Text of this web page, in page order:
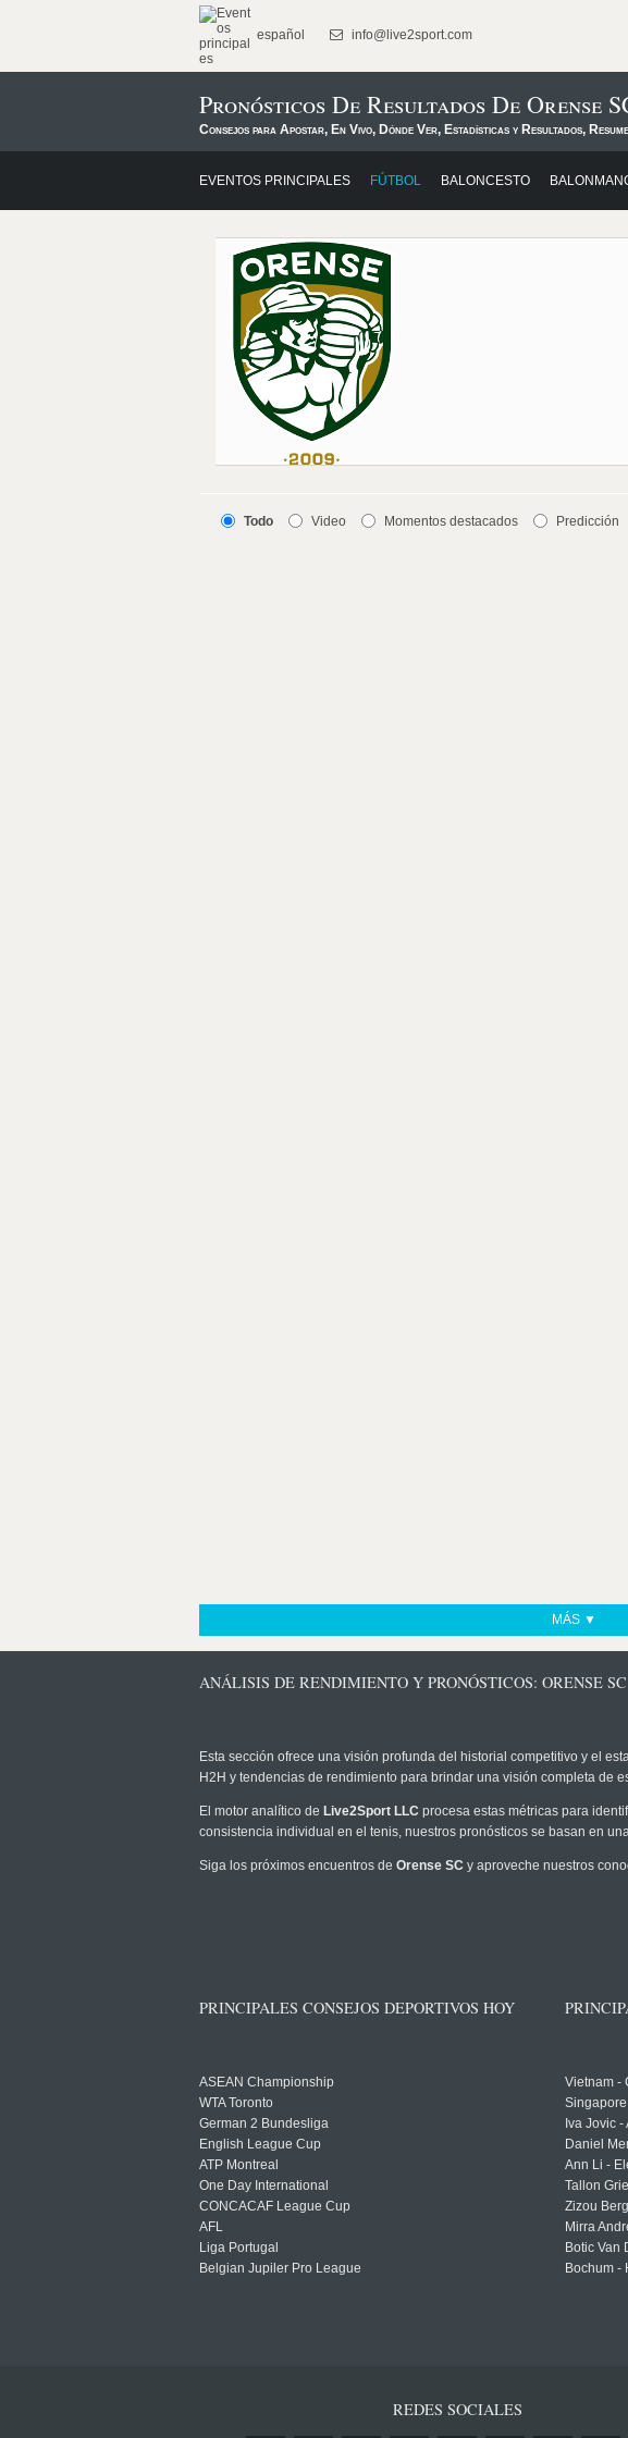
español info@live2sport.com
Pronósticos De Resultados De Orense
Consejos para Apostar, En Vivo, Dónde Ver, Estadísticas y Resultados,
EVENTOS PRINCIPALES FÚTBOL BALONCESTO
Todo Video Momentos destacados Predicción
MÁS ▼
ANÁLISIS DE RENDIMIENTO Y PRONÓSTICOS: ORENSE SC
Esta sección ofrece una visión profunda del historial competitivo y el
H2H y tendencias de rendimiento para brindar una visión completa de
El motor analítico de Live2Sport LLC procesa estas métricas para
consistencia individual en el tenis, nuestros pronósticos se basan en
Siga los próximos encuentros de Orense SC y aproveche nuestros
PRINCIPALES CONSEJOS DEPORTIVOS HOY
ASEAN Championship
WTA Toronto
German 2 Bundesliga
English League Cup
ATP Montreal
One Day International
CONCACAF League Cup
AFL
Liga Portugal
Belgian Jupiler Pro League
Vietnam -
Iva Jovic
Daniel
Ann Li -
Tallon
Zizou
Mirra
Botic Van
Bochum -
REDES SOCIALES